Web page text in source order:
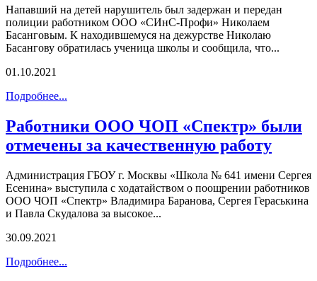
Напавший на детей нарушитель был задержан и передан
полиции работником ООО «СИнС-Профи» Николаем
Басанговым. К находившемуся на дежурстве Николаю
Басангову обратилась ученица школы и сообщила, что...
01.10.2021
Подробнее...
Работники ООО ЧОП «Спектр» были
отмечены за качественную работу
Администрация ГБОУ г. Москвы «Школа № 641 имени Сергея
Есенина» выступила с ходатайством о поощрении работников
ООО ЧОП «Спектр» Владимира Баранова, Сергея Гераськина
и Павла Скудалова за высокое...
30.09.2021
Подробнее...